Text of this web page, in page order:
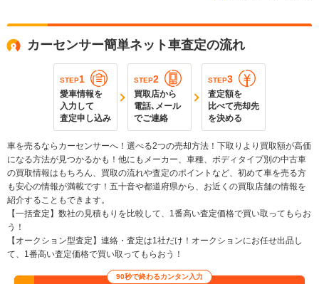
カーセンサー簡単ネット車査定の流れ
STEP1
愛車情報を
入力して
査定申し込み
STEP2
買取店から
電話､メール
でご連絡
STEP3
査定額を
比べて売却先
を決める
車を売るならカーセンサーへ！選べる2つの売却方法！下取りより買取額が高価
になる方法が見つかるかも！他にもメーカー、車種、ボディタイプ別の中古車
の買取情報はもちろん、買取の流れや査定のポイントなど、初めて車を売る方
も安心の情報が満載です！五十音や都道府県から、お近くの買取店舗の情報を
紹介することもできます。
【一括査定】数社の見積もりを比較して、1番高い査定価格で買い取ってもらお
う！
【オークション型査定】連絡・査定は1社だけ！オークションにお任せ出品し
て、1番高い査定価格で買い取ってもらおう！
90秒で終わるカンタン入力